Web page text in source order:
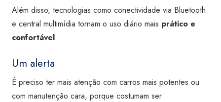
Além disso, tecnologias como conectividade via Bluetooth
e central multimídia tornam o uso diário mais prático e
confortável.
Um alerta
É preciso ter mais atenção com carros mais potentes ou
com manutenção cara, porque costumam ser